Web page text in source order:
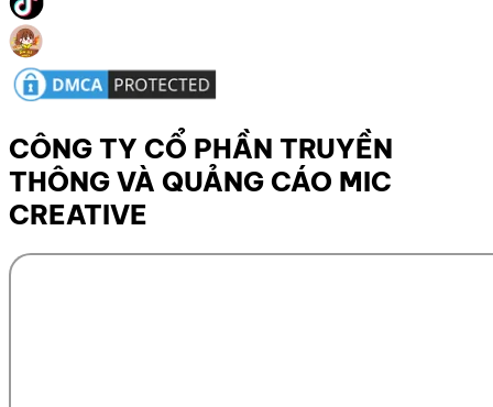
CÔNG TY CỔ PHẦN TRUYỀN
THÔNG VÀ QUẢNG CÁO MIC
CREATIVE